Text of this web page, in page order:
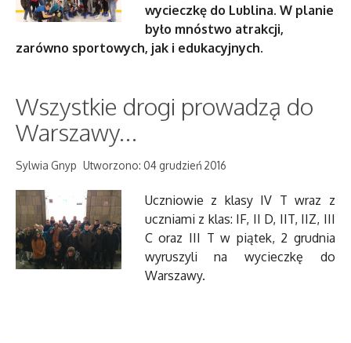
wycieczkę do Lublina. W planie
było mnóstwo atrakcji,
zarówno sportowych, jak i edukacyjnych.
Wszystkie drogi prowadzą do
Warszawy...
Sylwia Gnyp Utworzono: 04 grudzień 2016
Uczniowie z klasy IV T wraz z
uczniami z klas: IF, II D, IIT, IIZ, III
C oraz III T w piątek, 2 grudnia
wyruszyli na wycieczkę do
Warszawy.